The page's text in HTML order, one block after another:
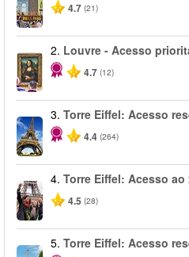
4.7 (21)
2. Louvre - Acesso
4.7 (12)
3. Torre Eiffel: Acesso
4.4 (264)
4. Torre Eiffel: Acesso ao
4.5 (28)
5. Torre Eiffel: Acesso